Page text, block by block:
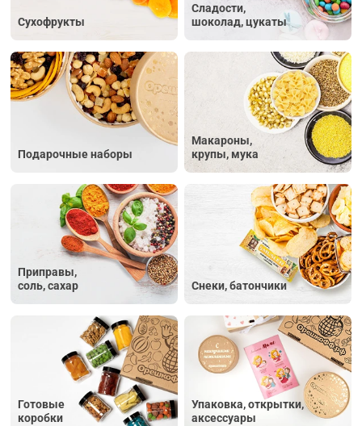
Сухофрукты
Сладости,
шоколад, цукаты
Подарочные наборы
Макароны,
крупы, мука
Приправы,
соль, сахар
Снеки, батончики
Готовые
коробки
Упаковка, открытки,
аксессуары